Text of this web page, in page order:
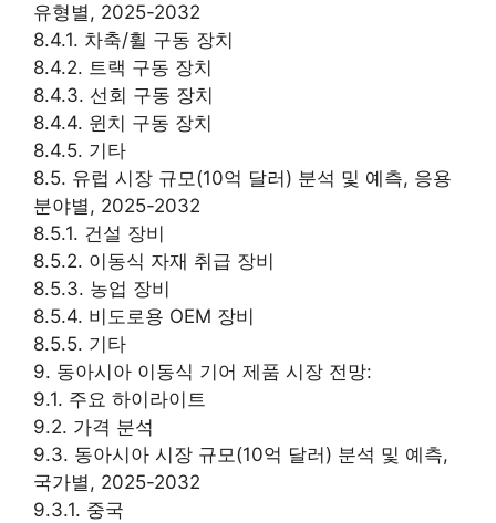
유형별, 2025-2032
8.4.1. 차축/휠 구동 장치
8.4.2. 트랙 구동 장치
8.4.3. 선회 구동 장치
8.4.4. 윈치 구동 장치
8.4.5. 기타
8.5. 유럽 시장 규모(10억 달러) 분석 및 예측, 응용
분야별, 2025-2032
8.5.1. 건설 장비
8.5.2. 이동식 자재 취급 장비
8.5.3. 농업 장비
8.5.4. 비도로용 OEM 장비
8.5.5. 기타
9. 동아시아 이동식 기어 제품 시장 전망:
9.1. 주요 하이라이트
9.2. 가격 분석
9.3. 동아시아 시장 규모(10억 달러) 분석 및 예측,
국가별, 2025-2032
9.3.1. 중국